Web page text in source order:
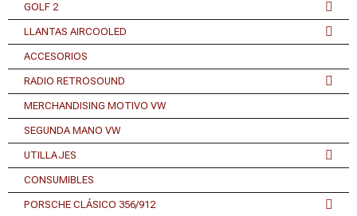
GOLF 2
LLANTAS AIRCOOLED
ACCESORIOS
RADIO RETROSOUND
MERCHANDISING MOTIVO VW
SEGUNDA MANO VW
UTILLAJES
CONSUMIBLES
PORSCHE CLÁSICO 356/912